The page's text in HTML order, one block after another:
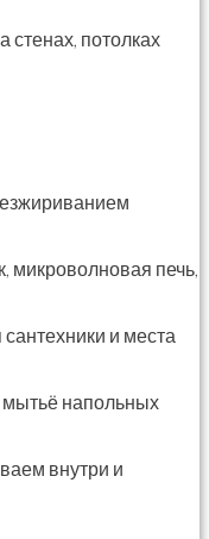
стенах, потолках
микроволновая печь,
и места
напольных
внутри и